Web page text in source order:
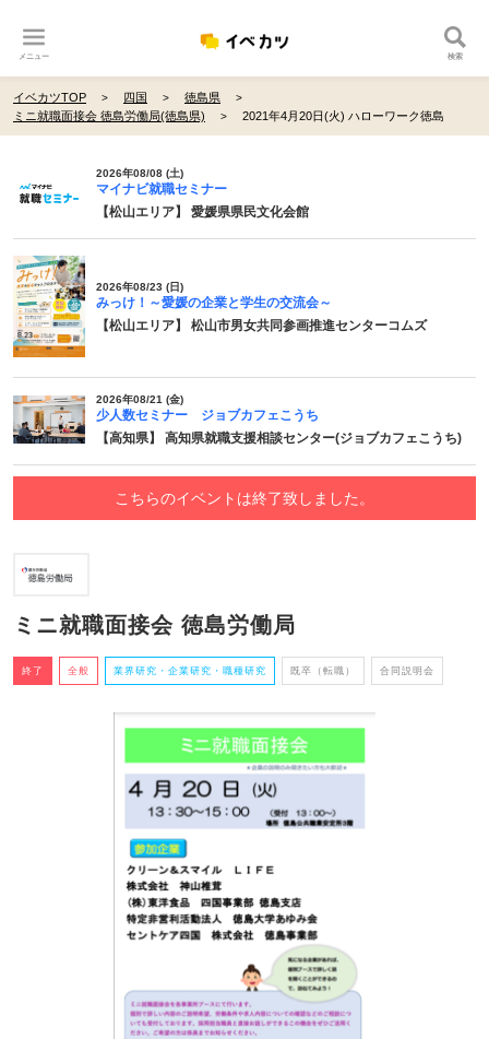
メニュー 検索
イベカツTOP 四国
徳島県
ミニ就職面接会 徳島労働局(徳島県)
2021年4月20日(火) ハローワーク徳島
2026年08/08 (土)
マイナビ就職セミナー
【松山エリア】 愛媛県県民文化会館
2026年08/23 (日)
みっけ！～愛媛の企業と学生の交流会～
【松山エリア】 松山市男女共同参画推進センターコムズ
2026年08/21 (金)
少人数セミナー ジョブカフェこうち
【高知県】 高知県就職支援相談センター(ジョブカフェこうち)
こちらのイベントは終了致しました。
ミニ就職面接会 徳島労働局
終了 全般 業界研究・企業研究・職種研究 既卒（転職） 合同説明会